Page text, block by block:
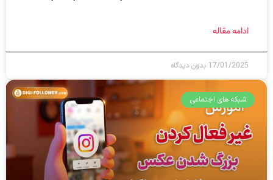
ادامه مقاله
17/01/2025 بدون دیدگاه
شبکه های اجتماعی